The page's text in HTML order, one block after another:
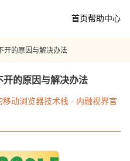
首页帮助中心
开的原因与解决办法
开的原因与解决办法
移动浏览器技术栈 - 内融视界官